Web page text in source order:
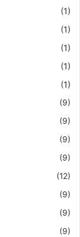
(1)
(1)
(1)
(1)
(1)
(9)
(9)
(9)
(9)
(12)
(9)
(9)
(9)